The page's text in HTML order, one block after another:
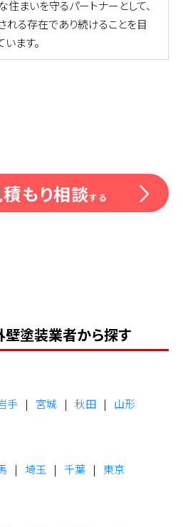
住まいを守るパートナーとして、
れる存在であり続けることを目
います。
積もり相談する
塗装業者から探す
手 宮城 秋田
山形
埼玉 千葉
東京